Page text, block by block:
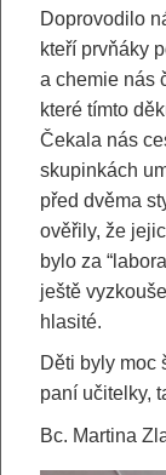
Doprovodilo
kteří prvňáky
a chemie nás
které tímto
Čekala nás
skupinkách
před dvěma
ověřily, že
bylo za
ještě
hlasité.
Děti byly moc
paní učitelky,
Bc. Martina